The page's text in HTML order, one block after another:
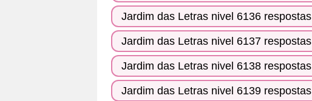
Jardim das Letras nivel 6136 respostas
Jardim das Letras nivel 6137 respostas
Jardim das Letras nivel 6138 respostas
Jardim das Letras nivel 6139 respostas